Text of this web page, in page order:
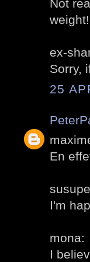
Not
weight!
ex-
Sorry,
25
En
I'm
mona:
I